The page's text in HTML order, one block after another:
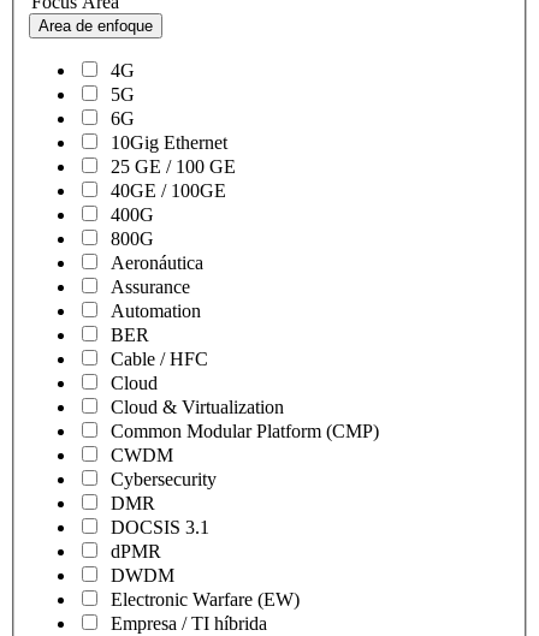
Area de enfoque
4G
5G
6G
10Gig Ethernet
25 GE / 100 GE
40GE / 100GE
400G
800G
Aeronáutica
Assurance
Automation
BER
Cable / HFC
Cloud
Cloud & Virtualization
Common Modular Platform (CMP)
CWDM
Cybersecurity
DMR
DOCSIS 3.1
dPMR
DWDM
Electronic Warfare (EW)
Empresa / TI híbrida